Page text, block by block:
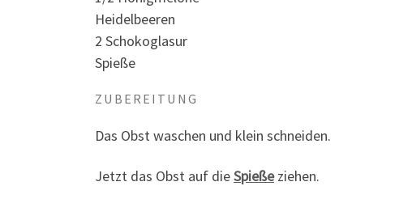
Heidelbeeren
2 Schokoglasur
Spieße
ZUBEREITUNG
Das Obst waschen und klein schneiden.
Jetzt das Obst auf dieSpießeziehen.